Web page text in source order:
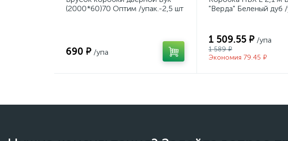
(2000*60)70 Оптим /упак.-2,5 шт
690 ₽ /упа
"Верда" Беленый дуб
1 509.55 ₽ /упа
1 589 ₽
Экономия 79.45 ₽